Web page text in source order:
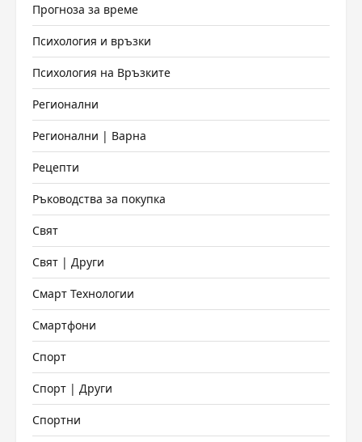
Прогноза за време
Психология и връзки
Психология на Връзките
Регионални
Регионални | Варна
Рецепти
Ръководства за покупка
Свят
Свят | Други
Смарт Технологии
Смартфони
Спорт
Спорт | Други
Спортни